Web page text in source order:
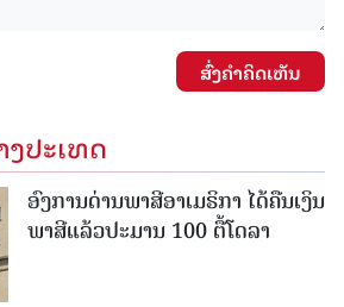
ສົ່ງຄໍາຄິດເຫັນ
ງປະເທດ
ອົງການດ່ານພາສີອາເມຣິກາ ໄດ້ຄືນເງິນ
ພາສີແລ້ວປະມານ 100 ຕື້ໂດລາ